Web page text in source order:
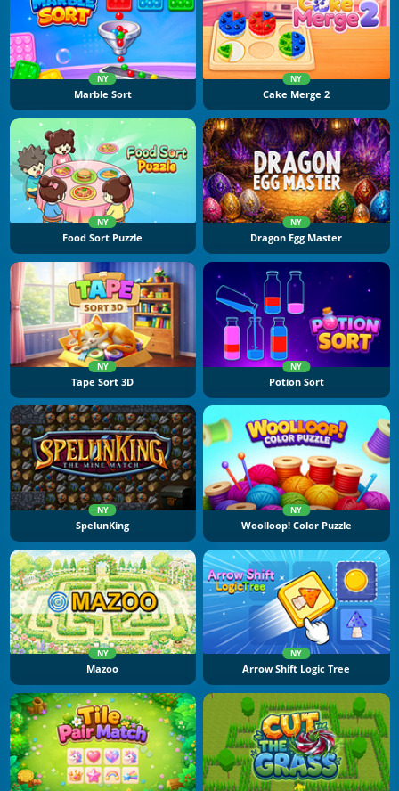
NY
Marble Sort
NY
Cake Merge 2
NY
Food Sort Puzzle
NY
Dragon Egg Master
NY
Tape Sort 3D
NY
Potion Sort
NY
SpelunKing
NY
Woolloop! Color Puzzle
NY
Mazoo
NY
Arrow Shift Logic Tree